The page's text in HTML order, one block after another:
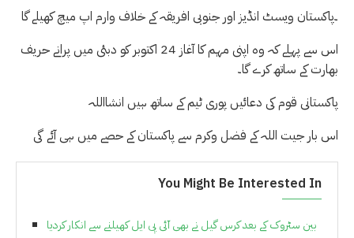
۔پاکستان ویسٹ انڈیز اور جنوبی افریقہ کے خلاف وارم اپ میچ کھیلے گا
اس سے پہلے کہ وہ اپنی مہم کا آغاز 24 اکتوبر کو دبئی میں پرانے حریف
بھارت کے ساتھ کرے گا۔
پاکستانی قوم کی دعائیں پوری ٹیم کے ساتھ ہیں انشااللہ
اس بار جیت اللہ کے فضل وکرم سے پاکستان کے حصے میں ہی آئے گی
You Might Be Interested In
بین سٹروک کے بعد کرس گیل نے بھی آئی پی ایل کھیلنے سے انکار کردیا